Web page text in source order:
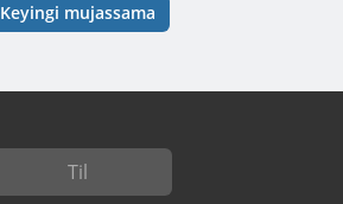
Keyingi mujassama
Til